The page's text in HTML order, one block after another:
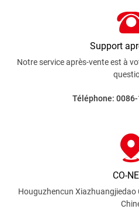
Support
Notre service après-vente est à
Téléphone:
CO-
Houguzhencun Xiazhuangjiedao